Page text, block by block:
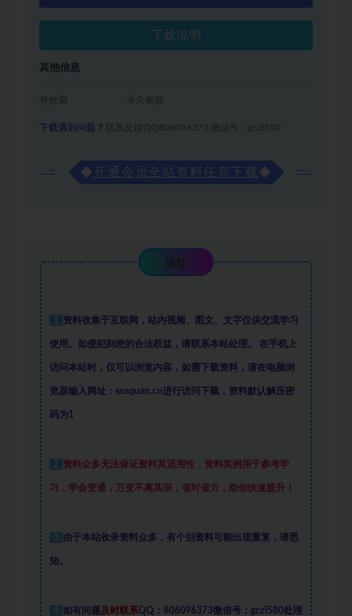
下载说明
其他信息
有效期 永久有效
下载遇到问题？ 联系反馈QQ806096373 微信号：gczl580
◆ 开通会员全站资料任意下载◆
须知
1 资料收集于互联网 ， 站内视频、图文、文字仅供交流学习
使用。如侵犯到您的合法权益，请联系本站处理。 在手机上
访问本站时，仅可以浏览内容，如需下载资料，请在电脑浏
览器输入网址：sosquan.cn进行访问下载， 资料默认解压密
码为1
2 资料众多无法保证资料其适用性，资料实例 用于参考学
习，学会变通，万变不离其宗，省时省力，助你快速提升！
3 由于本站收录资料众多，有个别资料可能出现重复，请悉
知。
4 如有问题及时联系QQ：806096373微信号：gczl580处理